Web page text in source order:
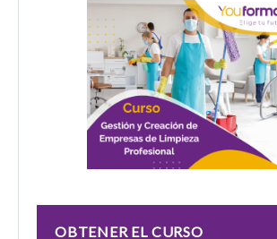
OBTENER EL CURSO